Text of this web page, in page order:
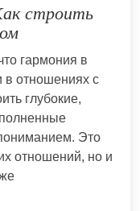
строить
гармония в
в отношениях с
глубокие,
Это
отношений, но и